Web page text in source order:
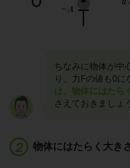
ちなみに物体が中
り、力Fの値も0に
は、物体にはたら
さえておきましょ
物体にはたらく大き